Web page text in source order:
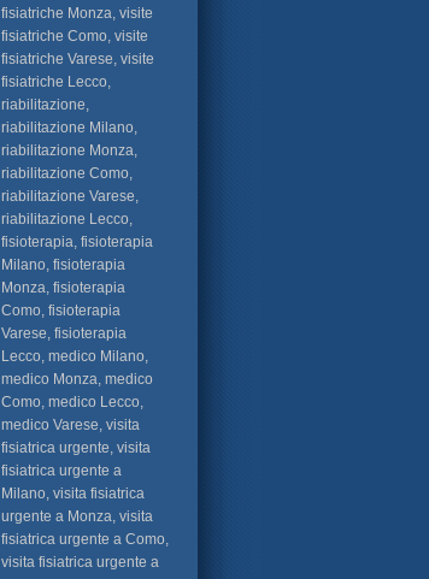
fisiatriche Monza, visite
fisiatriche Como, visite
fisiatriche Varese, visite
fisiatriche Lecco,
riabilitazione,
riabilitazione Milano,
riabilitazione Monza,
riabilitazione Como,
riabilitazione Varese,
riabilitazione Lecco,
fisioterapia, fisioterapia
Milano, fisioterapia
Monza, fisioterapia
Como, fisioterapia
Varese, fisioterapia
Lecco, medico Milano,
medico Monza, medico
Como, medico Lecco,
medico Varese, visita
fisiatrica urgente, visita
fisiatrica urgente a
Milano, visita fisiatrica
urgente a Monza, visita
fisiatrica urgente a Como,
visita fisiatrica urgente a